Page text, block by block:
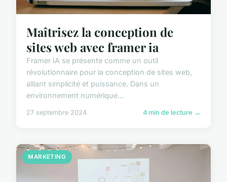
Maîtrisez la conception de
sites web avec framer ia
Framer IA se présente comme un outil
révolutionnaire pour la conception de sites web,
alliant simplicité et puissance. Dans un
environnement numérique...
27 septembre 2024 4 min de lecture →
MARKETING